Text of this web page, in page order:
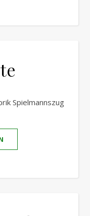
Spielmannszug